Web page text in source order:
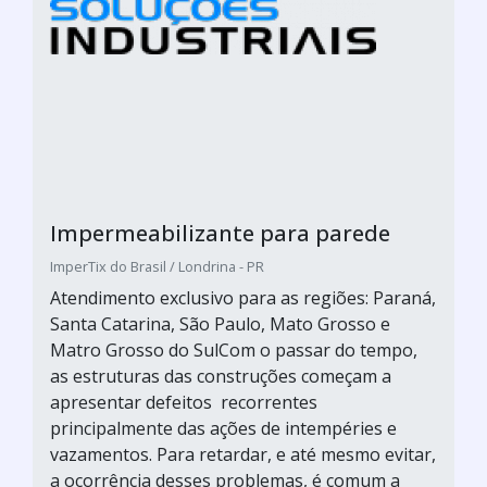
Impermeabilizante para parede
ImperTix do Brasil / Londrina - PR
Atendimento exclusivo para as regiões: Paraná,
Santa Catarina, São Paulo, Mato Grosso e
Matro Grosso do SulCom o passar do tempo,
as estruturas das construções começam a
apresentar defeitos recorrentes
principalmente das ações de intempéries e
vazamentos. Para retardar, e até mesmo evitar,
a ocorrência desses problemas, é comum a